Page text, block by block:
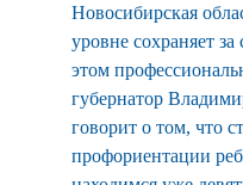
Новосибирская
уровне сохраняет
этом
губернатор
говорит о том, что
профориентации